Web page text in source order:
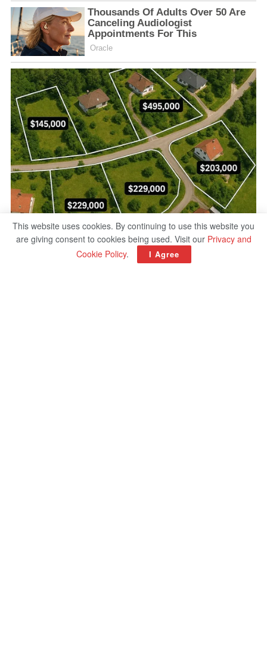
This website uses cookies. By continuing to use this website you
are giving consent to cookies being used. Visit our Privacy and
Cookie Policy. I Agree